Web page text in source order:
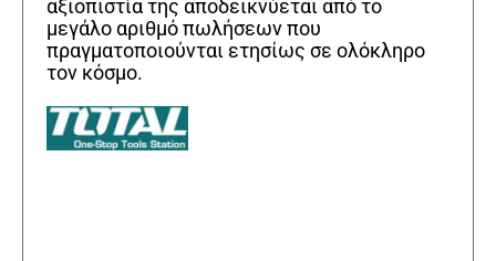
αξιοπιστία της αποδεικνύεται από το
μεγάλο αριθμό πωλήσεων που
πραγματοποιούνται ετησίως σε ολόκληρο
τον κόσμο.